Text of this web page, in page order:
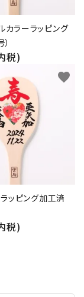
カラーラッピング
税)
ラッピング加工済
税)
favorite